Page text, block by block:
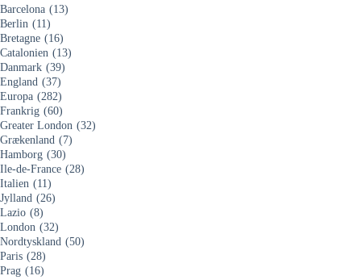
Barcelona (13)
Berlin (11)
Bretagne (16)
Catalonien (13)
Danmark (39)
England (37)
Europa (282)
Frankrig (60)
Greater London (32)
Grækenland (7)
Hamborg (30)
Ile-de-France (28)
Italien (11)
Jylland (26)
Lazio (8)
London (32)
Nordtyskland (50)
Paris (28)
Prag (16)